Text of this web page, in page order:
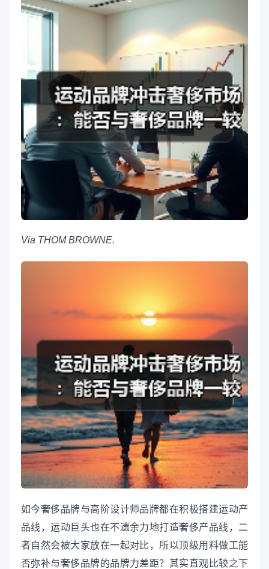
Via THOM BROWNE.
如今奢侈品牌与高阶设计师品牌都在积极搭建运动产
品线，运动巨头也在不遗余力地打造奢侈产品线，二
者自然会被大家放在一起对比，所以顶级用料做工能
否弥补与奢侈品牌的品牌力差距？其实直观比较之下